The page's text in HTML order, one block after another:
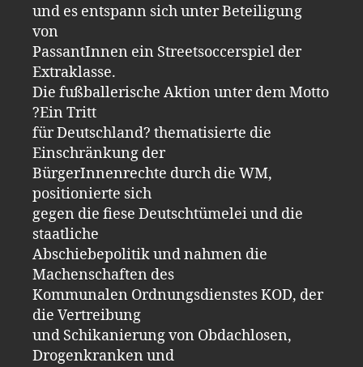
und es entspann sich unter Beteiligung
von
PassantInnen ein Streetsoccerspiel der
Extraklasse.
Die fußballerische Aktion unter dem Motto
?Ein Tritt
für Deutschland? thematisierte die
Einschränkung der
BürgerInnenrechte durch die WM,
positionierte sich
gegen die fiese Deutschtümelei und die
staatliche
Abschiebepolitik und nahmen die
Machenschaften des
Kommunalen Ordnungsdienstes KOD, der
die Vertreibung
und Schikanierung von Obdachlosen,
Drogenkranken und